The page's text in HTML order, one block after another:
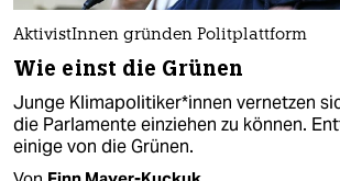
AktivistInnen gründen Politplattform
Wie einst die Grünen
Junge Kli­ma­po­li­ti­ke­r*in­nen vernetzen
die Parlamente einziehen zu können.
einige von die Grünen.